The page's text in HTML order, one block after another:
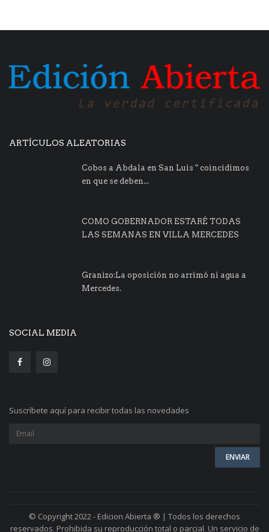
ARTÍCULOS ALEATORIAS
Cobos a Abdala en San Luis " coincidimos
en que se deben...
COMO GOBERNADOR ESTARÉ TODAS
LAS SEMANAS EN VILLA MERCEDES
Granizo:La oposición no arrimó ni agua a
Mercedes.
SOCIAL MEDIA
Suscríbete aquí para recibir todas las novedades
© Copyright 2022 - Edicion Abierta ® | Todos los derechos
reservados. Prohibida su reproducción total o parcial. Un servicio de